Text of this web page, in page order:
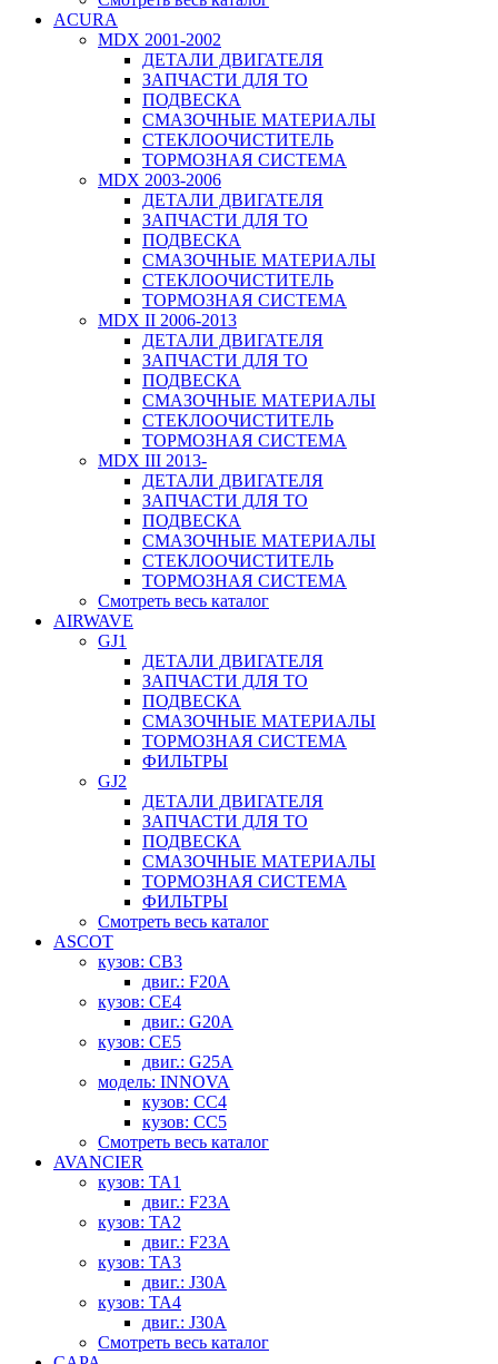
ACURA
MDX 2001-2002
ДЕТАЛИ ДВИГАТЕЛЯ
ЗАПЧАСТИ ДЛЯ ТО
ПОДВЕСКА
СМАЗОЧНЫЕ МАТЕРИАЛЫ
СТЕКЛООЧИСТИТЕЛЬ
ТОРМОЗНАЯ СИСТЕМА
MDX 2003-2006
ДЕТАЛИ ДВИГАТЕЛЯ
ЗАПЧАСТИ ДЛЯ ТО
ПОДВЕСКА
СМАЗОЧНЫЕ МАТЕРИАЛЫ
СТЕКЛООЧИСТИТЕЛЬ
ТОРМОЗНАЯ СИСТЕМА
MDX II 2006-2013
ДЕТАЛИ ДВИГАТЕЛЯ
ЗАПЧАСТИ ДЛЯ ТО
ПОДВЕСКА
СМАЗОЧНЫЕ МАТЕРИАЛЫ
СТЕКЛООЧИСТИТЕЛЬ
ТОРМОЗНАЯ СИСТЕМА
MDX III 2013-
ДЕТАЛИ ДВИГАТЕЛЯ
ЗАПЧАСТИ ДЛЯ ТО
ПОДВЕСКА
СМАЗОЧНЫЕ МАТЕРИАЛЫ
СТЕКЛООЧИСТИТЕЛЬ
ТОРМОЗНАЯ СИСТЕМА
Смотреть весь каталог
AIRWAVE
GJ1
ДЕТАЛИ ДВИГАТЕЛЯ
ЗАПЧАСТИ ДЛЯ ТО
ПОДВЕСКА
СМАЗОЧНЫЕ МАТЕРИАЛЫ
ТОРМОЗНАЯ СИСТЕМА
ФИЛЬТРЫ
GJ2
ДЕТАЛИ ДВИГАТЕЛЯ
ЗАПЧАСТИ ДЛЯ ТО
ПОДВЕСКА
СМАЗОЧНЫЕ МАТЕРИАЛЫ
ТОРМОЗНАЯ СИСТЕМА
ФИЛЬТРЫ
Смотреть весь каталог
ASCOT
кузов: CB3
двиг.: F20A
кузов: CE4
двиг.: G20A
кузов: CE5
двиг.: G25A
модель: INNOVA
кузов: CC4
кузов: CC5
Смотреть весь каталог
AVANCIER
кузов: TA1
двиг.: F23A
кузов: TA2
двиг.: F23A
кузов: TA3
двиг.: J30A
кузов: TA4
двиг.: J30A
Смотреть весь каталог